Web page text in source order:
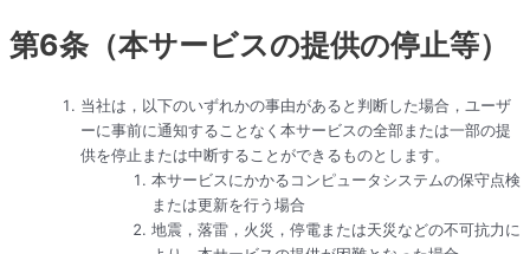
第6条（本サービスの提供の停止等）
当社は，以下のいずれかの事由があると判断した場合，ユーザ
ーに事前に通知することなく本サービスの全部または一部の提
供を停止または中断することができるものとします。
本サービスにかかるコンピュータシステムの保守点検
または更新を行う場合
地震，落雷，火災，停電または天災などの不可抗力に